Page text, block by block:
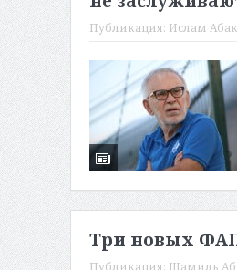
Публикация: Ислам
Три новых
Публикация: Шамиль